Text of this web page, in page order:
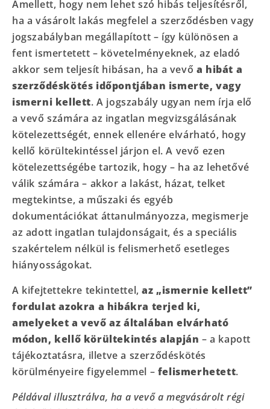
Amellett, hogy nem lehet szó hibás teljesítésről,
ha a vásárolt lakás megfelel a szerződésben vagy
jogszabályban megállapított – így különösen a
fent ismertetett – követelményeknek, az eladó
akkor sem teljesít hibásan, ha a vevő a hibát a
szerződéskötés időpontjában ismerte, vagy
ismerni kellett. A jogszabály ugyan nem írja elő
a vevő számára az ingatlan megvizsgálásának
kötelezettségét, ennek ellenére elvárható, hogy
kellő körültekintéssel járjon el. A vevő ezen
kötelezettségébe tartozik, hogy – ha az lehetővé
válik számára – akkor a lakást, házat, telket
megtekintse, a műszaki és egyéb
dokumentációkat áttanulmányozza, megismerje
az adott ingatlan tulajdonságait, és a speciális
szakértelem nélkül is felismerhető esetleges
hiányosságokat.
A kifejtettekre tekintettel, az „ismernie kellett”
fordulat azokra a hibákra terjed ki,
amelyeket a vevő az általában elvárható
módon, kellő körültekintés alapján – a kapott
tájékoztatásra, illetve a szerződéskötés
körülményeire figyelemmel – felismerhetett.
Példával illusztrálva, ha a vevő a megvásárolt régi